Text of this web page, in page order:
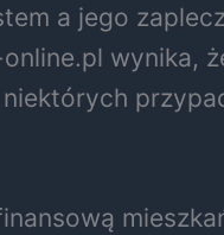
a jego
wynika,